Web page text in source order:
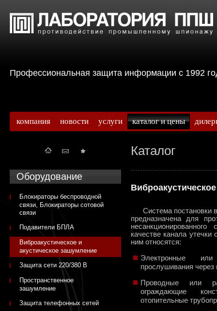
Профессиональная защита информации с
компания новости услуги каталог и цены
Каталог
Система постановки
предназначена для
качестве канала
ним относятся:
Электронные
прослушивания
Проводные или
ограждающие
отопительные
Оборудование
Блокираторы беспроводной
связи, Блокираторы сотовой
связи
Подавители БПЛА
Виброакустическое и
акустическое зашумление
Защита сети 220/380 В
Пространственное
зашумление
Защита телефонных сетей